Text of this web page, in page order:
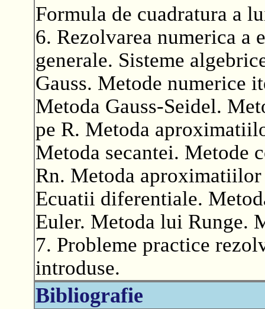
Formula de cuadratura a
6. Rezolvarea numerica
generale. Sisteme
Gauss. Metode numerice
Metoda Gauss-Seidel.
pe R. Metoda
Metoda secantei. Metode
Rn. Metoda
Ecuatii diferentiale.
Euler. Metoda lui Runge.
7. Probleme practice
introduse.
Bibliografie